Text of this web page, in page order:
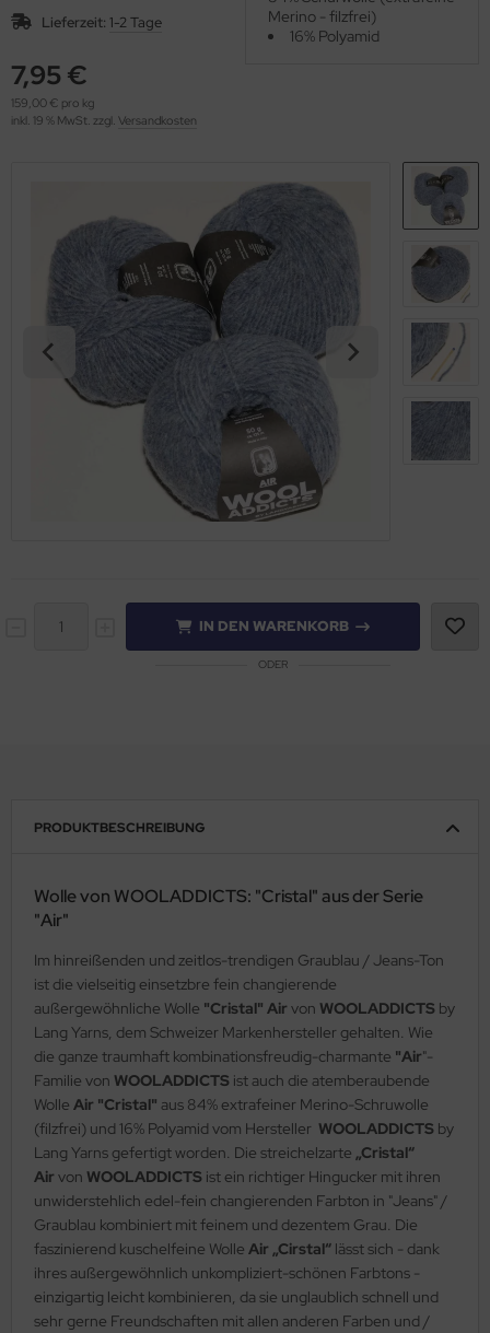
Lieferzeit: 1-2 Tage
7,95 €
159,00 € pro kg
inkl. 19 % MwSt. zzgl. Versandkosten
Merino - filzfrei)
16% Polyamid
IN DEN WARENKORB
ODER
PRODUKTBESCHREIBUNG
Wolle von WOOLADDICTS: "Cristal" aus der Serie
"Air"
Im hinreißenden und zeitlos-trendigen Graublau / Jeans-Ton
ist die vielseitig einsetzbre fein changierende
außergewöhnliche Wolle "Cristal" Air von WOOLADDICTS by
Lang Yarns, dem Schweizer Markenhersteller gehalten. Wie
die ganze traumhaft kombinationsfreudig-charmante "Air"-
Familie von WOOLADDICTS ist auch die atemberaubende
Wolle Air "Cristal" aus 84% extrafeiner Merino-Schruwolle
(filzfrei) und 16% Polyamid vom Hersteller WOOLADDICTS by
Lang Yarns gefertigt worden. Die streichelzarte „Cristal“
Air von WOOLADDICTS ist ein richtiger Hingucker mit ihren
unwiderstehlich edel-fein changierenden Farbton in "Jeans" /
Graublau kombiniert mit feinem und dezentem Grau. Die
faszinierend kuschelfeine Wolle Air „Cirstal“ lässt sich - dank
ihres außergewöhnlich unkompliziert-schönen Farbtons -
einzigartig leicht kombinieren, da sie unglaublich schnell und
sehr gerne Freundschaften mit allen anderen Farben und /
(276)